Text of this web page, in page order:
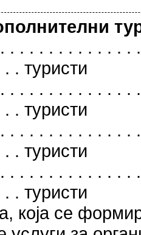
. . . . . . . . . . . .
. туристи
. . . . . . . . . . . .
. туристи
. . . . . . . . . . . .
. туристи
. . . . . . . . . . . .
. туристи
која се